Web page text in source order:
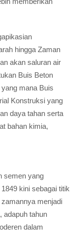
hingga Zaman
akan saluran air
Buis Beton
mana Buis
Konstruksi yang
daya tahan serta
bahan kimia,
semen yang
kini sebagai titik
menjadi
adapuh tahun
dalam